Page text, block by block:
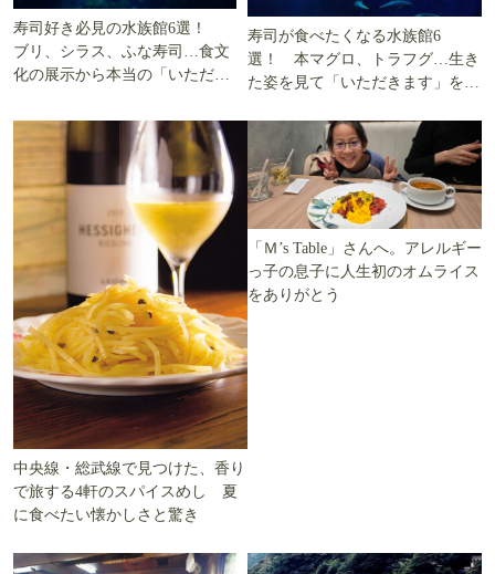
寿司好き必見の水族館6選！
ブリ、シラス、ふな寿司…食文
化の展示から本当の「いただき
寿司が食べたくなる水族館6
選！ 本マグロ、トラフグ…生き
た姿を見て「いただきます」を考
中央線・総武線で見つけた、香り
で旅する4軒のスパイスめし 夏
に食べたい懐かしさと驚き
「Ｍ’s Table」さんへ。アレルギー
っ子の息子に人生初のオムライス
をありがとう